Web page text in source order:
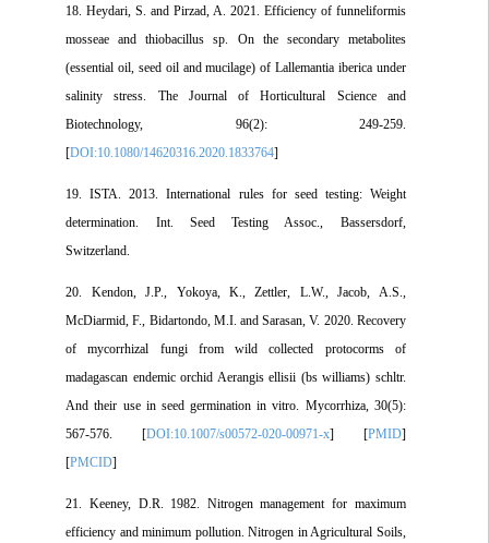
18. Heydari, S. and Pirzad, A. 2021. Efficiency of funneliformis
mosseae and thiobacillus sp. On the secondary metabolites
(essential oil, seed oil and mucilage) of Lallemantia iberica under
salinity stress. The Journal of Horticultural Science and
Biotechnology, 96(2): 249-259.
[DOI:10.1080/14620316.2020.1833764
19. ISTA. 2013. International rules for seed testing: Weight
determination. Int. Seed Testing Assoc., Bassersdorf,
Switzerland.
20. Kendon, J.P., Yokoya, K., Zettler, L.W., Jacob, A.S.,
McDiarmid, F., Bidartondo, M.I. and Sarasan, V. 2020. Recovery
of mycorrhizal fungi from wild collected protocorms of
madagascan endemic orchid Aerangis ellisii (bs williams) schltr.
And their use in seed germination in vitro. Mycorrhiza, 30(5):
567-576. [DOI:10.1007/s00572-020-00971-x ] [PMID
[PMCID
21. Keeney, D.R. 1982. Nitrogen management for maximum
efficiency and minimum pollution. Nitrogen in Agricultural Soils,